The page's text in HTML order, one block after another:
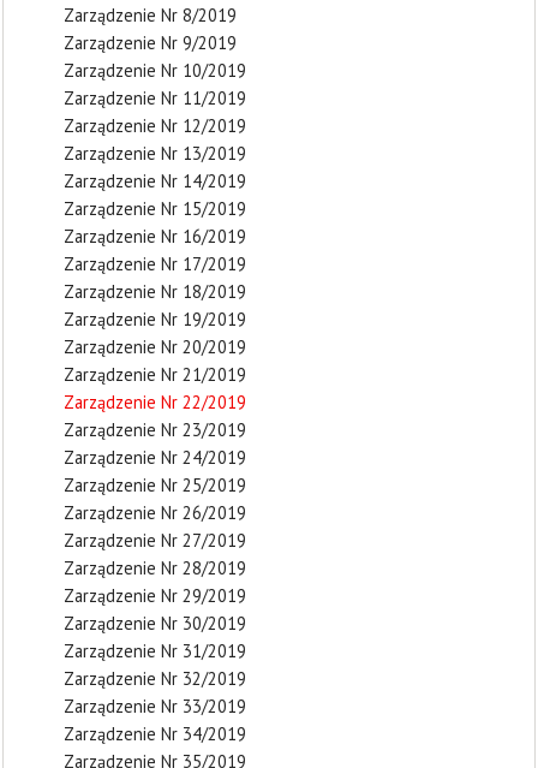
Zarządzenie Nr 8/2019
Zarządzenie Nr 9/2019
Zarządzenie Nr 10/2019
Zarządzenie Nr 11/2019
Zarządzenie Nr 12/2019
Zarządzenie Nr 13/2019
Zarządzenie Nr 14/2019
Zarządzenie Nr 15/2019
Zarządzenie Nr 16/2019
Zarządzenie Nr 17/2019
Zarządzenie Nr 18/2019
Zarządzenie Nr 19/2019
Zarządzenie Nr 20/2019
Zarządzenie Nr 21/2019
Zarządzenie Nr 22/2019
Zarządzenie Nr 23/2019
Zarządzenie Nr 24/2019
Zarządzenie Nr 25/2019
Zarządzenie Nr 26/2019
Zarządzenie Nr 27/2019
Zarządzenie Nr 28/2019
Zarządzenie Nr 29/2019
Zarządzenie Nr 30/2019
Zarządzenie Nr 31/2019
Zarządzenie Nr 32/2019
Zarządzenie Nr 33/2019
Zarządzenie Nr 34/2019
Zarządzenie Nr 35/2019